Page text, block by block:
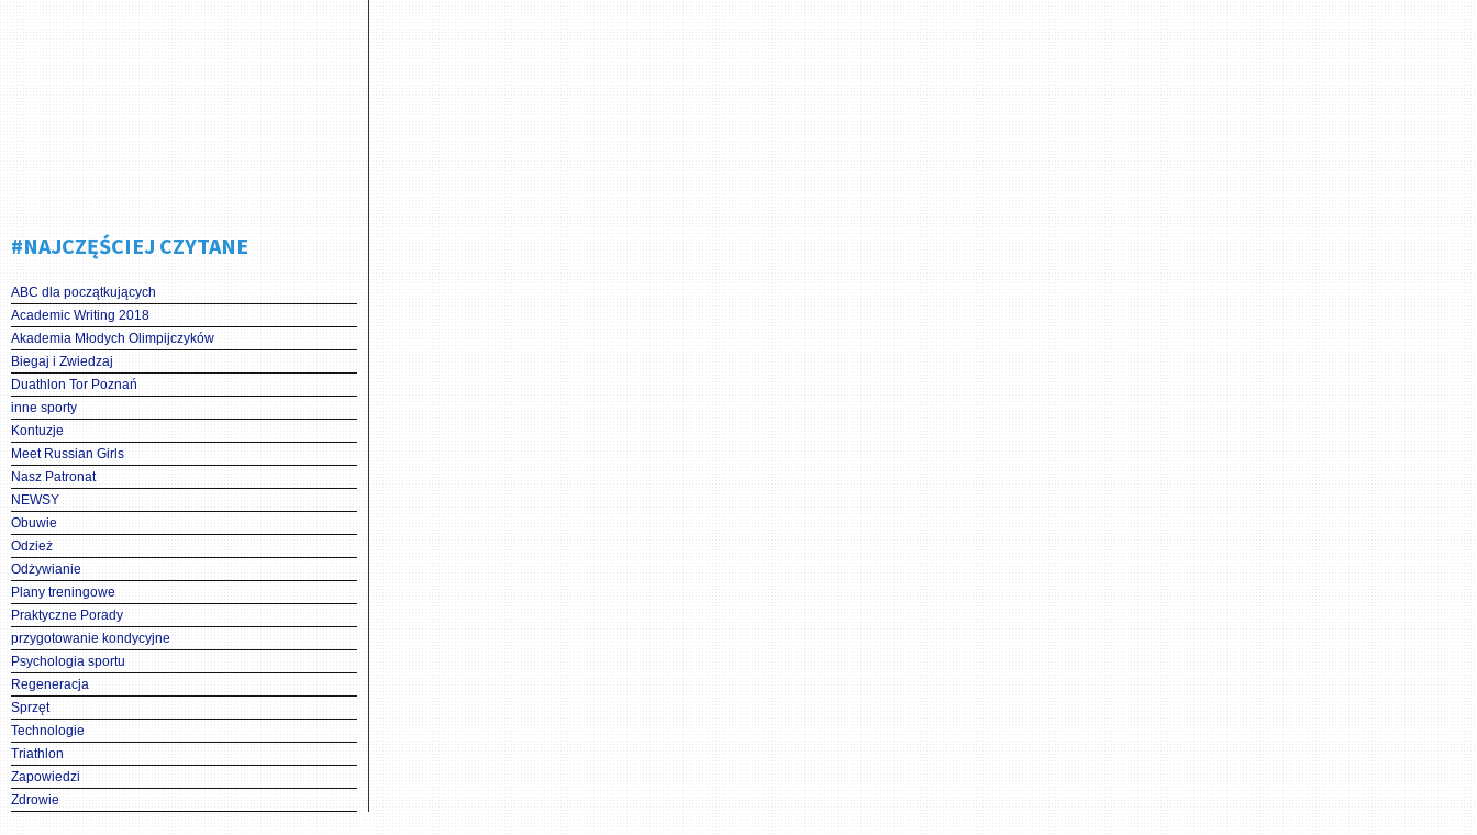
#NAJCZĘŚCIEJ CZYTANE
ABC dla początkujących
Academic Writing 2018
Akademia Młodych Olimpijczyków
Biegaj i Zwiedzaj
Duathlon Tor Poznań
inne sporty
Kontuzje
Meet Russian Girls
Nasz Patronat
NEWSY
Obuwie
Odzież
Odżywianie
Plany treningowe
Praktyczne Porady
przygotowanie kondycyjne
Psychologia sportu
Regeneracja
Sprzęt
Technologie
Triathlon
Zapowiedzi
Zdrowie